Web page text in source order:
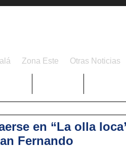
Zona Este Otras Noticias
en “La olla
Fernando